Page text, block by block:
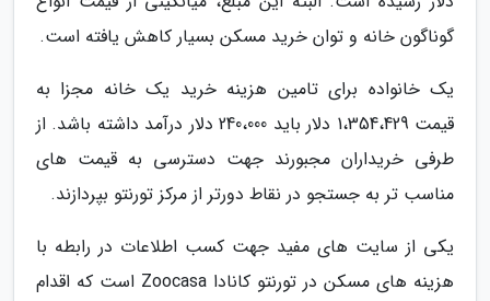
گوناگون خانه و توان خرید مسکن بسیار کاهش یافته است.
یک خانواده برای تامین هزینه خرید یک خانه مجزا به
قیمت 1،354،429 دلار باید 240،000 دلار درآمد داشته باشد. از
طرفی خریداران مجبورند جهت دسترسی به قیمت های
مناسب تر به جستجو در نقاط دورتر از مرکز تورنتو بپردازند.
یکی از سایت های مفید جهت کسب اطلاعات در رابطه با
هزینه های مسکن در تورنتو کانادا Zoocasa است که اقدام